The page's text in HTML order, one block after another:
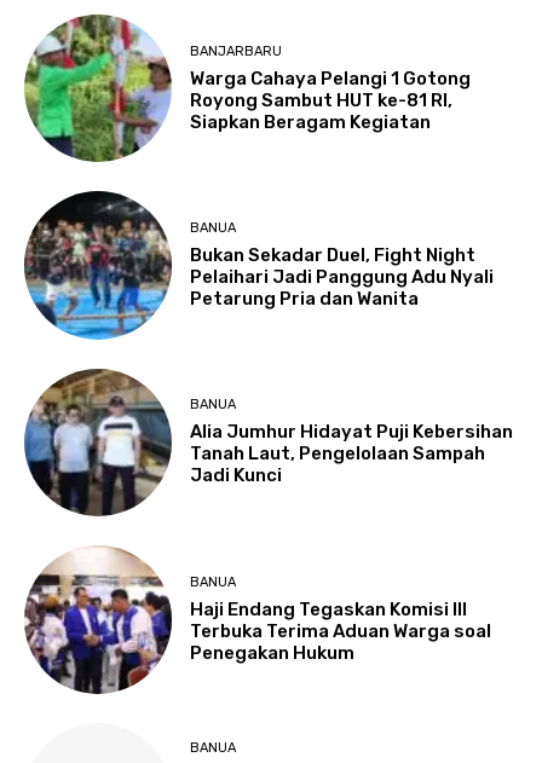
BANJARBARU
Warga Cahaya Pelangi 1 Gotong
Royong Sambut HUT ke-81 RI,
Siapkan Beragam Kegiatan
BANUA
Bukan Sekadar Duel, Fight Night
Pelaihari Jadi Panggung Adu Nyali
Petarung Pria dan Wanita
BANUA
Alia Jumhur Hidayat Puji Kebersihan
Tanah Laut, Pengelolaan Sampah
Jadi Kunci
BANUA
Haji Endang Tegaskan Komisi III
Terbuka Terima Aduan Warga soal
Penegakan Hukum
BANUA